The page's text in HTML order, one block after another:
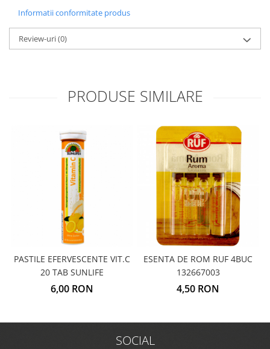
Informatii conformitate produs
Review-uri(0)
PRODUSE SIMILARE
PASTILE EFERVESCENTE VIT.C
20 TAB SUNLIFE
6,00 RON
ESENTA DE ROM RUF 4BUC
132667003
4,50 RON
SOCIAL